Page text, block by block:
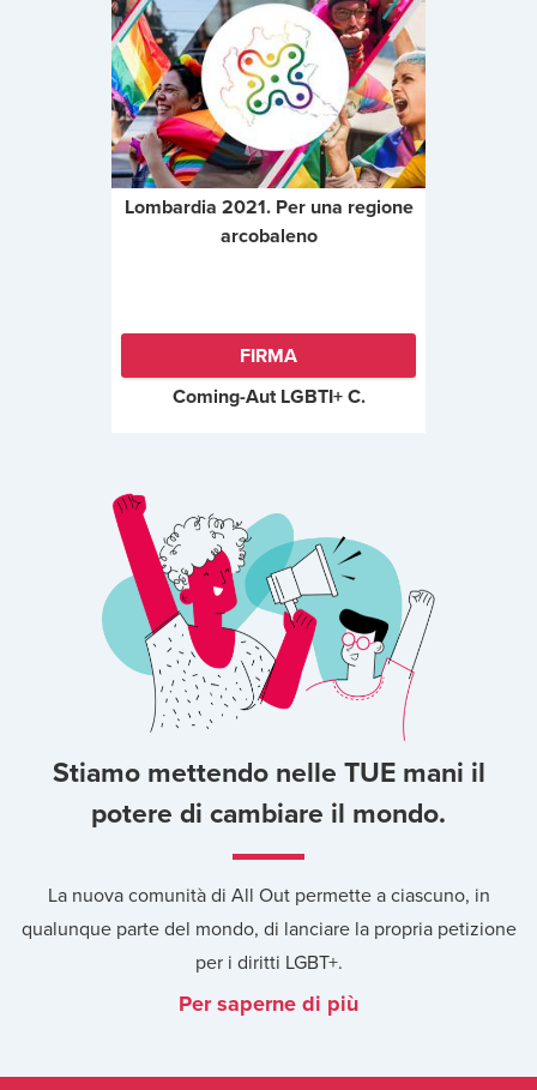
Lombardia 2021. Per una regione
arcobaleno
FIRMA
Coming-Aut LGBTI+ C.
Stiamo mettendo nelle TUE mani il
potere di cambiare il mondo.
La nuova comunità di All Out permette a ciascuno, in
qualunque parte del mondo, di lanciare la propria petizione
per i diritti LGBT+.
Per saperne di più